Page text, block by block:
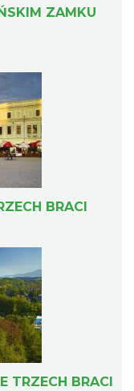
30-
2026-08-07
ZAMKU
BRACI
TRZECH BRACI